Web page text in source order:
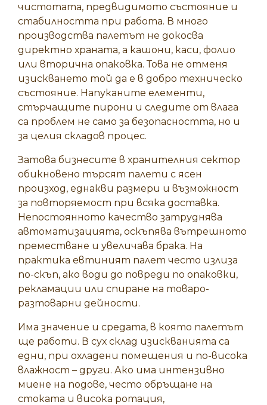
чистотата, предвидимото състояние и
стабилността при работа. В много
производства палетът не докосва
директно храната, а кашони, каси, фолио
или вторична опаковка. Това не отменя
изискването той да е в добро техническо
състояние. Напуканите елементи,
стърчащите пирони и следите от влага
са проблем не само за безопасността, но и
за целия складов процес.
Затова бизнесите в хранителния сектор
обикновено търсят палети с ясен
произход, еднакви размери и възможност
за повторяемост при всяка доставка.
Непостоянното качество затруднява
автоматизацията, оскъпява вътрешното
преместване и увеличава брака. На
практика евтиният палет често излиза
по-скъп, ако води до повреди по опаковки,
рекламации или спиране на товаро-
разтоварни дейности.
Има значение и средата, в която палетът
ще работи. В сух склад изискванията са
едни, при охладени помещения и по-висока
влажност – други. Ако има интензивно
миене на подове, често обръщане на
стоката и висока ротация,